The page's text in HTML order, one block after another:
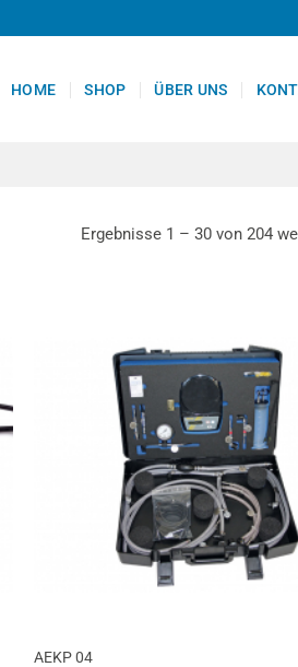
HOME SHOP ÜBER UNS
Ergebnisse 1 – 30 von 204
AEKP 04